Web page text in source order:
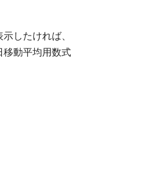
したければ、
動平均用数式